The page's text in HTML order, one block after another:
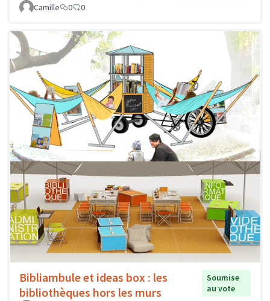
Camille
0 0
Bibliambule et ideas box : les
bibliothèques hors les murs
Soumise
au vote